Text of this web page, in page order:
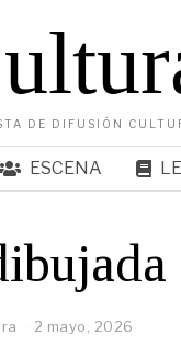
DE DIFUSIÓN
ESCENA
2 mayo, 2026